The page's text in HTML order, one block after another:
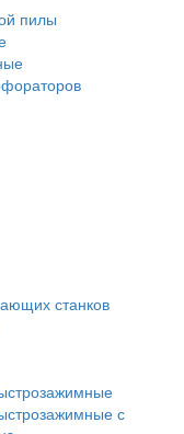
пилы
станков
с